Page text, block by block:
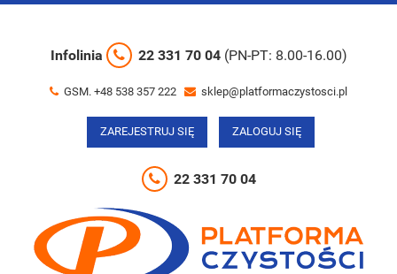
Infolinia 22 331 70 04 (PN-PT: 8.00-16.00)
GSM. +48 538 357 222 sklep@platformaczystosci.pl
ZAREJESTRUJ SIĘ ZALOGUJ SIĘ
22 331 70 04